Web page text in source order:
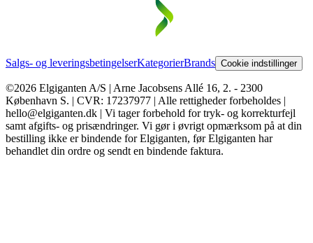
Salgs- og leveringsbetingelserKategorierBrands Cookie indstillinger
©2026 Elgiganten A/S | Arne Jacobsens Allé 16, 2. - 2300
København S. | CVR: 17237977 | Alle rettigheder forbeholdes |
hello@elgiganten.dk | Vi tager forbehold for tryk- og korrekturfejl
samt afgifts- og prisændringer. Vi gør i øvrigt opmærksom på at din
bestilling ikke er bindende for Elgiganten, før Elgiganten har
behandlet din ordre og sendt en bindende faktura.